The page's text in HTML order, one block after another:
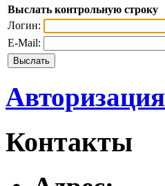
Выслать контрольную строку
Логин:
E-Mail:
Авторизация
Контакты